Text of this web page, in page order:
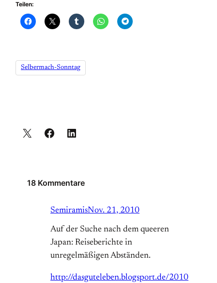
Teilen:
Selbermach-Sonntag
18 Kommentare
SemiramisNov. 21, 2010
Auf der Suche nach dem queeren
Japan: Reiseberichte in
unregelmäßigen Abständen.
http://dasguteleben.blogsport.de/2010